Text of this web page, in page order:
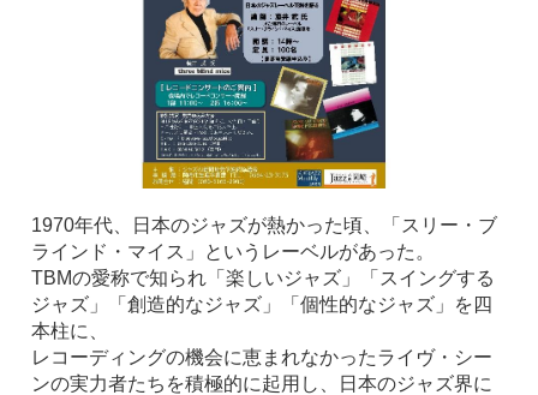
1970年代、日本のジャズが熱かった頃、「スリー・ブ
ラインド・マイス」というレーベルがあった。
TBMの愛称で知られ「楽しいジャズ」「スイングする
ジャズ」「創造的なジャズ」「個性的なジャズ」を四
本柱に、
レコーディングの機会に恵まれなかったライヴ・シー
ンの実力者たちを積極的に起用し、日本のジャズ界に